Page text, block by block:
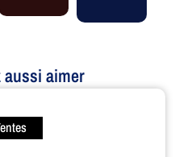
aussi aimer